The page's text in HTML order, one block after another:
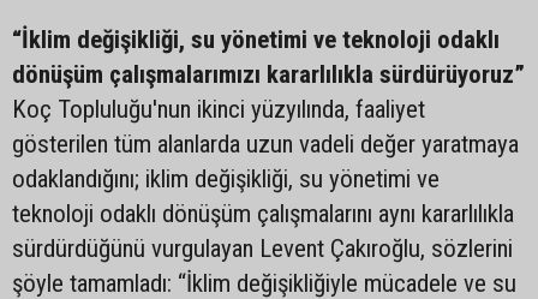
“İklim değişikliği, su yönetimi ve teknoloji odaklı
dönüşüm çalışmalarımızı kararlılıkla sürdürüyoruz”
Koç Topluluğu'nun ikinci yüzyılında, faaliyet
gösterilen tüm alanlarda uzun vadeli değer yaratmaya
odaklandığını; iklim değişikliği, su yönetimi ve
teknoloji odaklı dönüşüm çalışmalarını aynı kararlılıkla
sürdürdüğünü vurgulayan Levent Çakıroğlu, sözlerini
şöyle tamamladı: “İklim değişikliğiyle mücadele ve su